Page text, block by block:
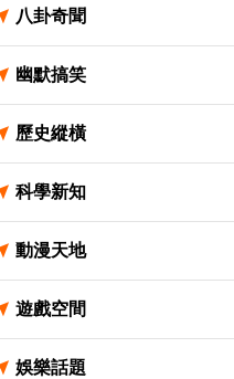
八卦奇聞
幽默搞笑
歷史縱橫
科學新知
動漫天地
遊戲空間
娛樂話題